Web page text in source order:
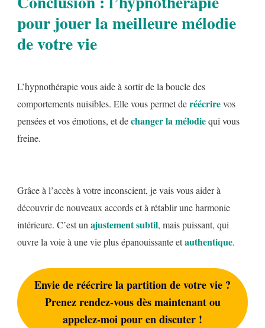
pour jouer la meilleure mélodie
de votre vie
L’hypnothérapie vous aide à sortir de la boucle des
comportements nuisibles. Elle vous permet deréécrirevos
pensées et vos émotions, et dechanger la mélodiequi vous
freine.
Grâce à l’accès à votre inconscient, je vais vous aider à
découvrir de nouveaux accords et à rétablir une harmonie
intérieure. C’est unajustement subtil, mais puissant, qui
ouvre la voie à une vie plus épanouissante etauthentique.
Envie de réécrire la partition de votre vie ?
Prenez rendez-vous dès maintenant ou
appelez-moi pour en discuter !